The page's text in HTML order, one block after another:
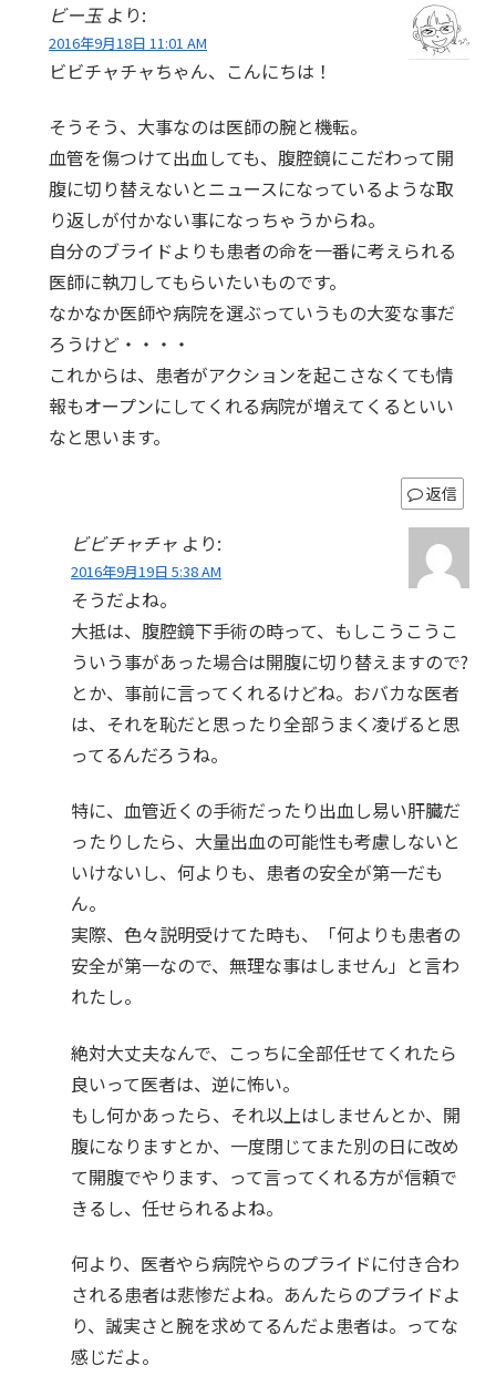
ビー玉 より:
2016年9月18日 11:01 AM
ビビチャチャちゃん、こんにちは！
そうそう、大事なのは医師の腕と機転。
血管を傷つけて出血しても、腹腔鏡にこだわって開
腹に切り替えないとニュースになっているような取
り返しが付かない事になっちゃうからね。
自分のブライドよりも患者の命を一番に考えられる
医師に執刀してもらいたいものです。
なかなか医師や病院を選ぶっていうもの大変な事だ
ろうけど・・・・
これからは、患者がアクションを起こさなくても情
報もオープンにしてくれる病院が増えてくるといい
なと思います。
返信
ビビチャチャ より:
2016年9月19日 5:38 AM
そうだよね。
大抵は、腹腔鏡下手術の時って、もしこうこうこ
ういう事があった場合は開腹に切り替えますので?
とか、事前に言ってくれるけどね。おバカな医者
は、それを恥だと思ったり全部うまく凌げると思
ってるんだろうね。
特に、血管近くの手術だったり出血し易い肝臓だ
ったりしたら、大量出血の可能性も考慮しないと
いけないし、何よりも、患者の安全が第一だも
ん。
実際、色々説明受けてた時も、「何よりも患者の
安全が第一なので、無理な事はしません」と言わ
れたし。
絶対大丈夫なんで、こっちに全部任せてくれたら
良いって医者は、逆に怖い。
もし何かあったら、それ以上はしませんとか、開
腹になりますとか、一度閉じてまた別の日に改め
て開腹でやります、って言ってくれる方が信頼で
きるし、任せられるよね。
何より、医者やら病院やらのプライドに付き合わ
される患者は悲惨だよね。あんたらのプライドよ
り、誠実さと腕を求めてるんだよ患者は。ってな
感じだよ。